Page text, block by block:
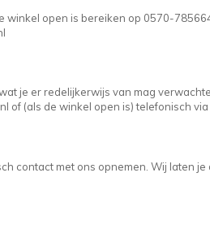
winkel open is bereiken op 0570-
je er redelijkerwijs van mag
of (als de winkel open is) telefonisch
contact met ons opnemen. Wij laten je